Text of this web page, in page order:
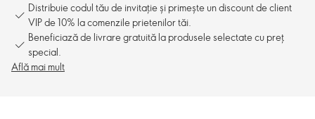
Distribuie codul tău de invitație și primește un discount de client
VIP de 10% la comenzile prietenilor tăi.
Beneficiază de livrare gratuită la produsele selectate cu preț
special.
Află mai mult